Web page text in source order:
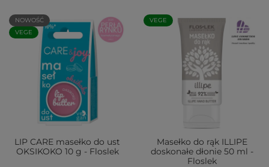
NOWOŚĆ
VEGE
LIP CARE masełko do ust
OKSIKOKO 10 g - Floslek
VEGE
Masełko do rąk ILLIPE
doskonałe dłonie 50 ml -
Floslek